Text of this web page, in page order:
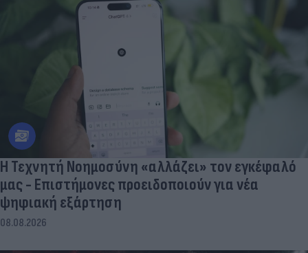
Η Τεχνητή Νοημοσύνη «αλλάζει» τον εγκέφαλό
μας - Eπιστήμονες προειδοποιούν για νέα
ψηφιακή εξάρτηση
08.08.2026